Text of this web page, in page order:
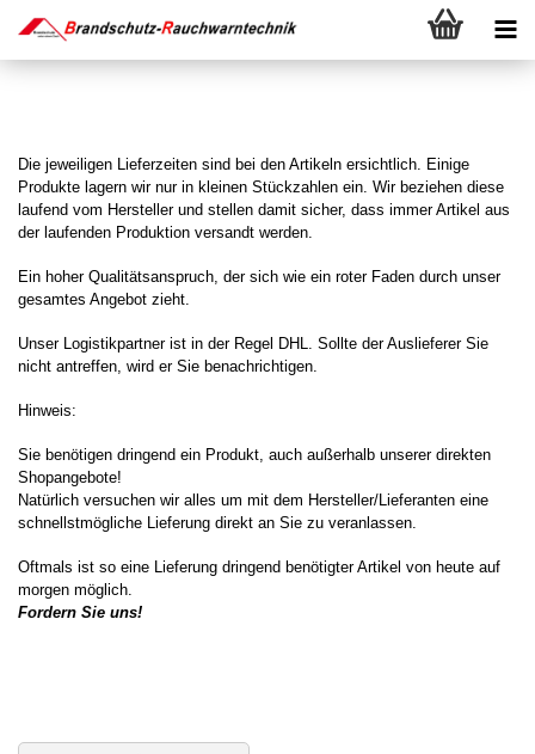
Die jeweiligen Lieferzeiten sind bei den Artikeln ersichtlich. Einige
Produkte lagern wir nur in kleinen Stückzahlen ein. Wir beziehen diese
laufend vom Hersteller und stellen damit sicher, dass immer Artikel aus
der laufenden Produktion versandt werden.
Ein hoher Qualitätsanspruch, der sich wie ein roter Faden durch unser
gesamtes Angebot zieht.
Unser Logistikpartner ist in der Regel DHL. Sollte der Auslieferer Sie
nicht antreffen, wird er Sie benachrichtigen.
Hinweis:
Sie benötigen dringend ein Produkt, auch außerhalb unserer direkten
Shopangebote!
Natürlich versuchen wir alles um mit dem Hersteller/Lieferanten eine
schnellstmögliche Lieferung direkt an Sie zu veranlassen.
Oftmals ist so eine Lieferung dringend benötigter Artikel von heute auf
morgen möglich.
Fordern Sie uns!